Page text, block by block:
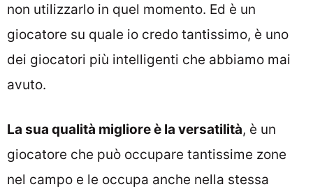
non utilizzarlo in quel momento. Ed è un
giocatore su quale io credo tantissimo, è uno
dei giocatori più intelligenti che abbiamo mai
avuto.
La sua qualità migliore è la versatilità, è un
giocatore che può occupare tantissime zone
nel campo e le occupa anche nella stessa